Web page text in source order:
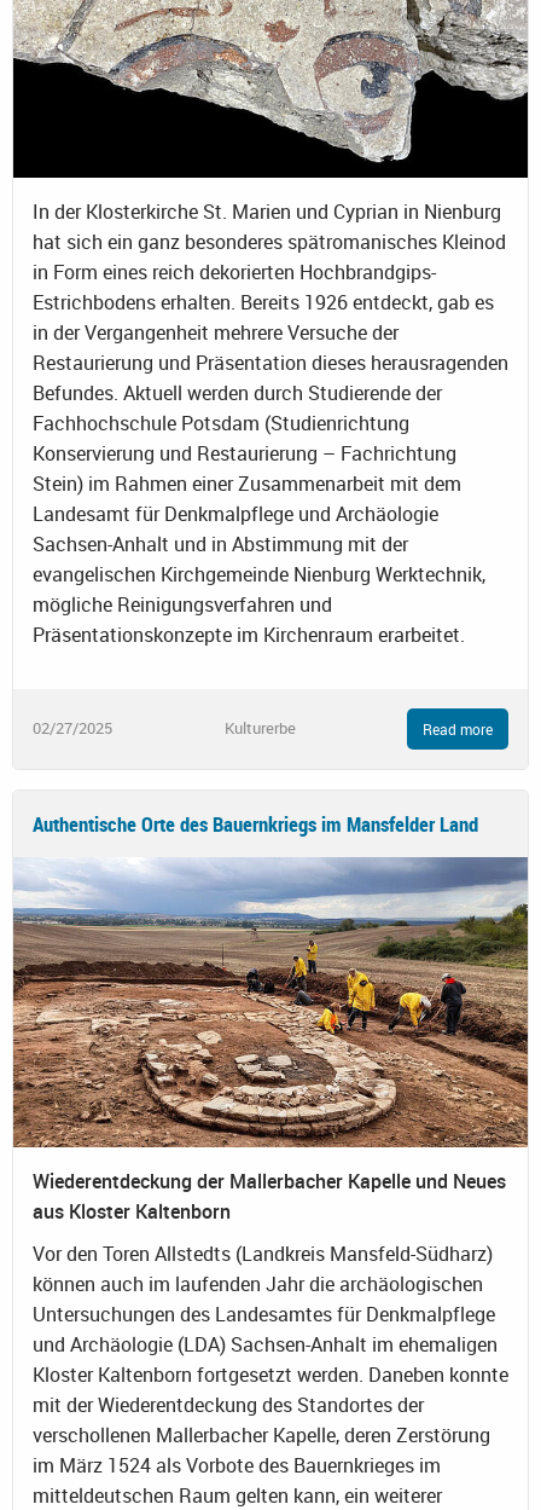
In der Klosterkirche St. Marien und Cyprian in Nienburg
hat sich ein ganz besonderes spätromanisches Kleinod
in Form eines reich dekorierten Hochbrandgips-
Estrichbodens erhalten. Bereits 1926 entdeckt, gab es
in der Vergangenheit mehrere Versuche der
Restaurierung und Präsentation dieses herausragenden
Befundes. Aktuell werden durch Studierende der
Fachhochschule Potsdam (Studienrichtung
Konservierung und Restaurierung – Fachrichtung
Stein) im Rahmen einer Zusammenarbeit mit dem
Landesamt für Denkmalpflege und Archäologie
Sachsen-Anhalt und in Abstimmung mit der
evangelischen Kirchgemeinde Nienburg Werktechnik,
mögliche Reinigungsverfahren und
Präsentationskonzepte im Kirchenraum erarbeitet.
02/27/2025 Kulturerbe Read more
Authentische Orte des Bauernkriegs im Mansfelder Land
Wiederentdeckung der Mallerbacher Kapelle und Neues
aus Kloster Kaltenborn
Vor den Toren Allstedts (Landkreis Mansfeld-Südharz)
können auch im laufenden Jahr die archäologischen
Untersuchungen des Landesamtes für Denkmalpflege
und Archäologie (LDA) Sachsen-Anhalt im ehemaligen
Kloster Kaltenborn fortgesetzt werden. Daneben konnte
mit der Wiederentdeckung des Standortes der
verschollenen Mallerbacher Kapelle, deren Zerstörung
im März 1524 als Vorbote des Bauernkrieges im
mitteldeutschen Raum gelten kann, ein weiterer